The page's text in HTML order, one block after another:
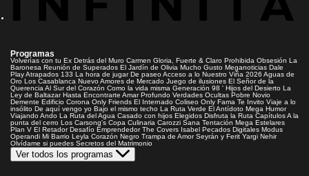
Programas
Volverías con tu Ex Detrás del Muro Carmen Gloria, Fuerte & Claro Prohibida Obsesión La
Baronesa Reunión de Superados El Jardín de Olivia Mucho Gusto Meganoticias Dale
PlayAtrapados 133 La hora de jugar De paseoAcceso a lo Nuestro Viña 2026 Aguas de
Oro Los Casablanca Nuevo Amores de Mercado Juego de ilusiones El Señor de la
Querencia Al Sur del Corazón Como la vida misma Generación 98 ' Hijos del Desierto La
Ley de Baltazar Hasta Encontrarte Amar Profundo Verdades Ocultas Pobre Novio
Demente Edificio Corona Only Friends El Internado Coliseo Only Fama Te Invito Viaje a lo
insólito De aquí vengo yo Bajo el mismo techo La Ruta Verde El Antídoto Mega Humor
Viajando Ando La Ruta del Agua Casado con hijos Elegidos Disfruta la Ruta CapítulosA la
punta del cerro Los Carsong's Copa Culinaria Carozzi Sana Tentación Mega Estelares
Plan V El Retador Desafío Emprendedor The Covers Isabel Pecados Digitales Modus
Operandi Mi Barrio Leyla Corazón Negro Trampa de Amor Seyrán y Ferit Yargi Nehir
Olvídame si puedes Secretos del Matrimonio
Ver todos los programas